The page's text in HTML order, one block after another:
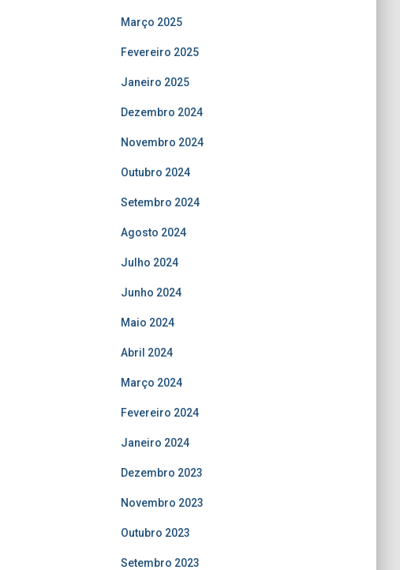
Março 2025
Fevereiro 2025
Janeiro 2025
Dezembro 2024
Novembro 2024
Outubro 2024
Setembro 2024
Agosto 2024
Julho 2024
Junho 2024
Maio 2024
Abril 2024
Março 2024
Fevereiro 2024
Janeiro 2024
Dezembro 2023
Novembro 2023
Outubro 2023
Setembro 2023